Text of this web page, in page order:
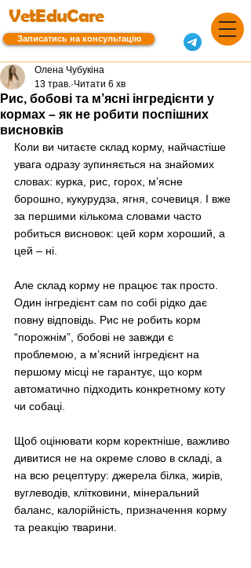
VetEduCare
Записатись на консультацію
Рис, бобові та м’ясні інгредієнти у
кормах – як не робити поспішних
висновків
Олена Чубукіна
13 трав. Читати 6 хв
Коли ви читаєте склад корму, найчастіше
увага одразу зупиняється на знайомих
словах: курка, рис, горох, м’ясне
борошно, кукурудза, ягня, сочевиця. І вже
за першими кількома словами часто
робиться висновок: цей корм хороший, а
цей – ні.
Але склад корму не працює так просто.
Один інгредієнт сам по собі рідко дає
повну відповідь. Рис не робить корм
“порожнім”, бобові не завжди є
проблемою, а м’ясний інгредієнт на
першому місці не гарантує, що корм
автоматично підходить конкретному коту
чи собаці.
Щоб оцінювати корм коректніше, важливо
дивитися не на окреме слово в складі, а
на всю рецептуру: джерела білка, жирів,
вуглеводів, клітковини, мінеральний
баланс, калорійність, призначення корму
та реакцію тварини.